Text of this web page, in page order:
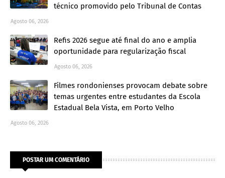
técnico promovido pelo Tribunal de Contas
Agosto 06, 2026
Refis 2026 segue até final do ano e amplia
oportunidade para regularização fiscal
Agosto 06, 2026
Filmes rondonienses provocam debate sobre
temas urgentes entre estudantes da Escola
Estadual Bela Vista, em Porto Velho
Agosto 06, 2026
POSTAR UM COMENTÁRIO